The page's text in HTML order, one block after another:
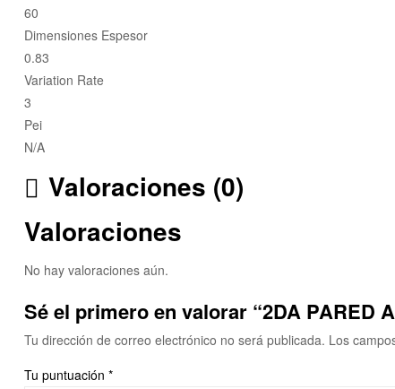
60
Dimensiones Espesor
0.83
Variation Rate
3
Pei
N/A
Valoraciones (0)
Valoraciones
No hay valoraciones aún.
Sé el primero en valorar “2DA PARED
Tu dirección de correo electrónico no será publicada. Los
Tu puntuación *